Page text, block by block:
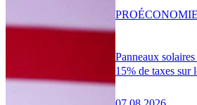
Panneaux
15% de taxes sur
PROÉCONOMIE